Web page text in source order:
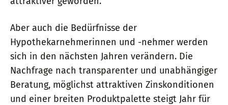
Aber auch die Bedürfnisse der
Hypothekarnehmerinnen und -nehmer werden
sich in den nächsten Jahren verändern. Die
Nachfrage nach transparenter und unabhängiger
Beratung, möglichst attraktiven Zinskonditionen
und einer breiten Produktpalette steigt Jahr für